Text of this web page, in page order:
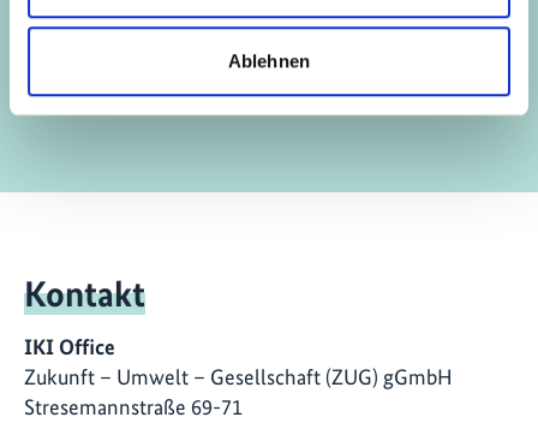
Ablehnen
Finanzierungswerkstatt Biodiversität für das
südliche Afrika (BioFA)
Kontakt
IKI Office
Zukunft – Umwelt – Gesellschaft (ZUG) gGmbH
Stresemannstraße 69-71